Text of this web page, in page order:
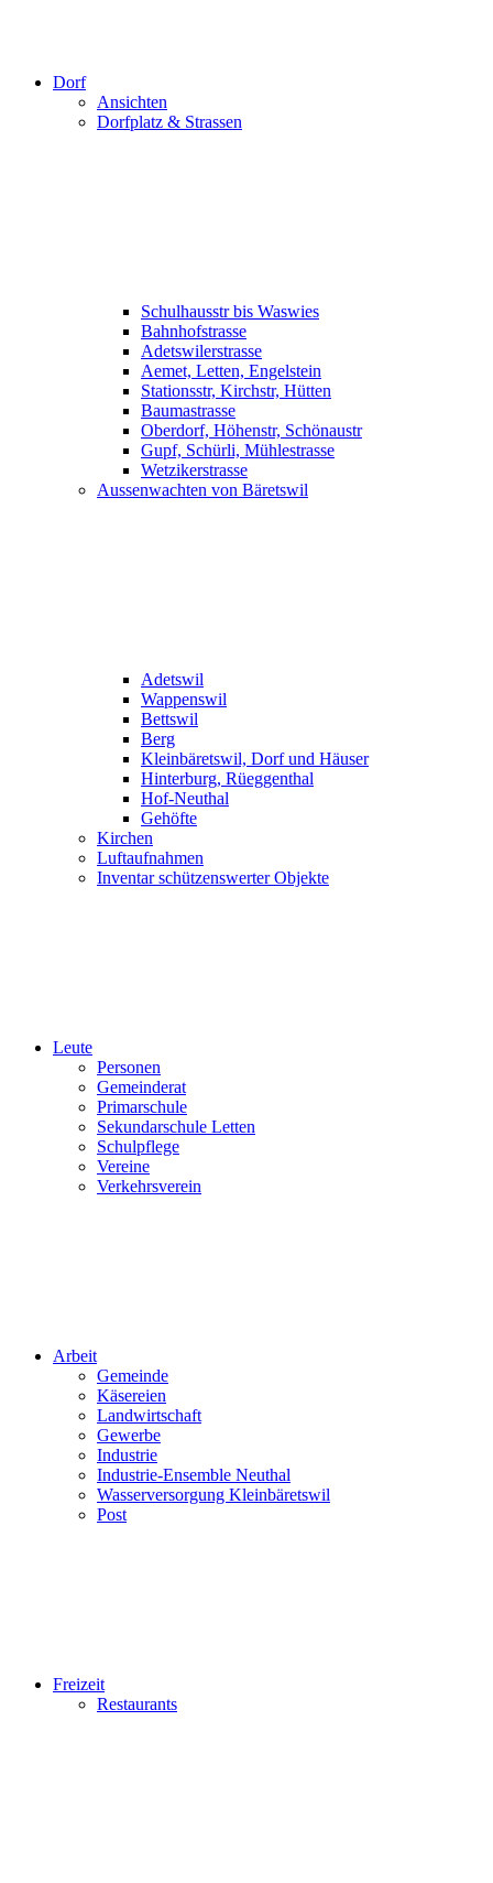
Dorf
Ansichten
Dorfplatz & Strassen
Schulhausstr bis Waswies
Bahnhofstrasse
Adetswilerstrasse
Aemet, Letten, Engelstein
Stationsstr, Kirchstr, Hütten
Baumastrasse
Oberdorf, Höhenstr, Schönaustr
Gupf, Schürli, Mühlestrasse
Wetzikerstrasse
Aussenwachten von Bäretswil
Adetswil
Wappenswil
Bettswil
Berg
Kleinbäretswil, Dorf und Häuser
Hinterburg, Rüeggenthal
Hof-Neuthal
Gehöfte
Kirchen
Luftaufnahmen
Inventar schützenswerter Objekte
Leute
Personen
Gemeinderat
Primarschule
Sekundarschule Letten
Schulpflege
Vereine
Verkehrsverein
Arbeit
Gemeinde
Käsereien
Landwirtschaft
Gewerbe
Industrie
Industrie-Ensemble Neuthal
Wasserversorgung Kleinbäretswil
Post
Freizeit
Restaurants